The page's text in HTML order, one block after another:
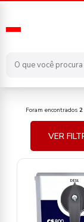
fabricante/Foram encontrados 2
VER